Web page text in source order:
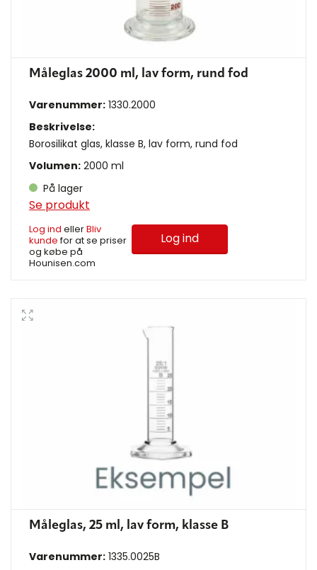
Måleglas 2000 ml, lav form, rund fod
Varenummer: 1330.2000
Beskrivelse:
Borosilikat glas, klasse B, lav form, rund fod
Volumen: 2000 ml
På lager
Se produkt
Log ind ellerBliv
kundefor at se priser
og købe på
Hounisen.com
Log ind
Måleglas, 25 ml, lav form, klasse B
Varenummer: 1335.0025B